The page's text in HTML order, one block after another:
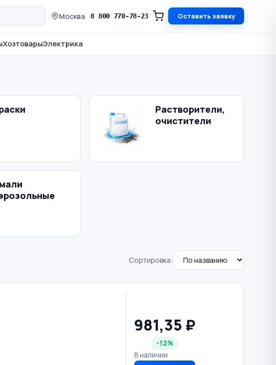
Москва 8 800 770-78-23 Оставить заявку
ХозтоварыЭлектрика
Растворители,
очистители
Сортировка:
981,35 ₽
-12%
В наличии